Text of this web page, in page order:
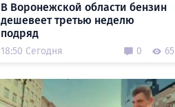
В Воронежской области бензин
дешевеет третью неделю
подряд
18:50 Сегодня 0 65